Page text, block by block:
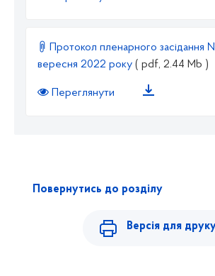
Протокол пленарного засідання
вересня 2022 року ( pdf, 2.44 Mb )
Переглянути
Повернутись до розділу
Версія для